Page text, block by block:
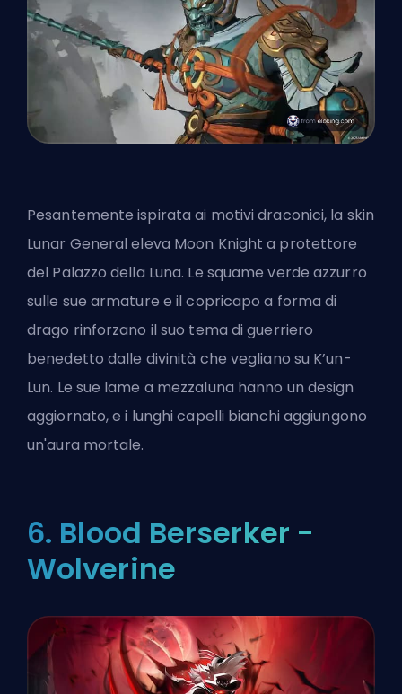
Pesantemente ispirata ai motivi draconici, la skin
Lunar General eleva Moon Knight a protettore
del Palazzo della Luna. Le squame verde azzurro
sulle sue armature e il copricapo a forma di
drago rinforzano il suo tema di guerriero
benedetto dalle divinità che vegliano su K’un-
Lun. Le sue lame a mezzaluna hanno un design
aggiornato, e i lunghi capelli bianchi aggiungono
un'aura mortale.
6. Blood Berserker -
Wolverine